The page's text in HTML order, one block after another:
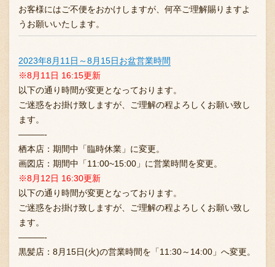
お客様にはご不便をおかけしますが、何卒ご理解賜りますよ
うお願いいたします。
2023年8月11日～8月15日お盆営業時間
※8月11日 16:15更新
以下の通り時間が変更となっております。
ご迷惑をお掛け致しますが、ご理解の程よろしくお願い致し
ます。
———-
栖本店：期間中「臨時休業」に変更。
画図店：期間中「11:00~15:00」に営業時間を変更。
※8月12日 16:30更新
以下の通り時間が変更となっております。
ご迷惑をお掛け致しますが、ご理解の程よろしくお願い致し
ます。
———-
黒髪店：8月15日(火)の営業時間を「11:30～14:00」へ変更。